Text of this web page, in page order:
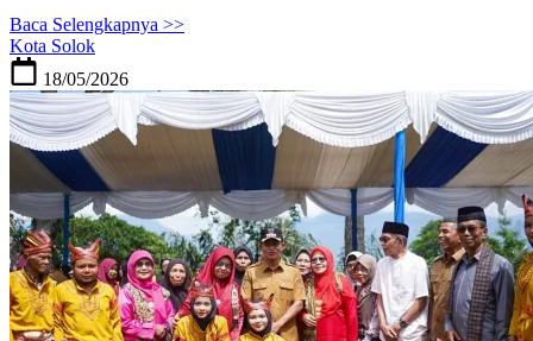
Baca Selengkapnya >>
Kota Solok
18/05/2026